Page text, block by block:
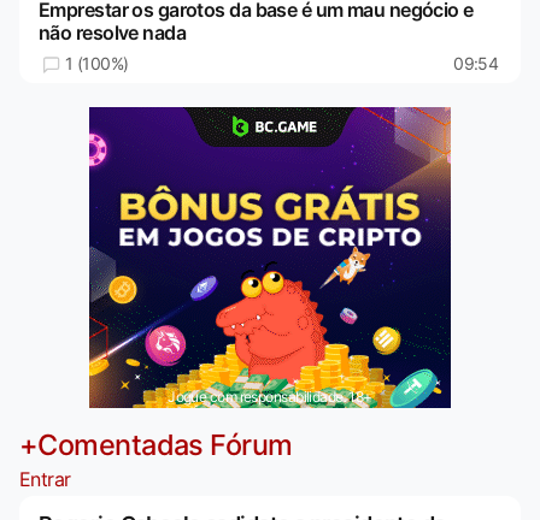
Emprestar os garotos da base é um mau negócio e
não resolve nada
1 (100%) 09:54
Jogue com responsabilidade. 18+
+Comentadas Fórum
Entrar